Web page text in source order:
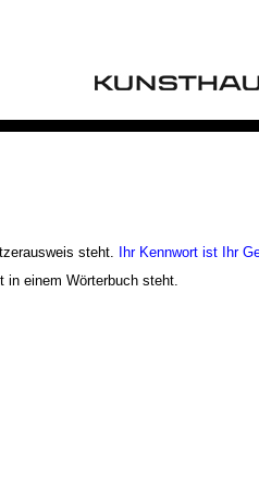
steht. Ihr Kennwort ist Ihr
in einem Wörterbuch steht.